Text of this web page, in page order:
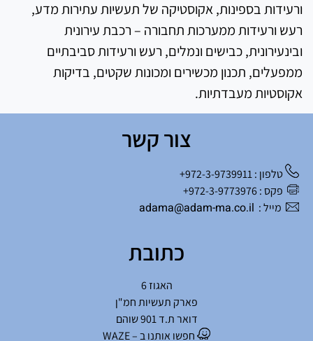
ורעידות בספינות, אקוסטיקה של תעשיות עתירות מדע,
רעש ורעידות ממערכות תחבורה – רכבת עירונית
ובינעירונית, כבישים ונמלים, רעש ורעידות סביבתיים
ממפעלים, תכנון מכשירים ומכונות שקטים, בדיקות
אקוסטיות מעבדתיות.
צור קשר
טלפון : 972-3-9739911+
פקס : 972-3-9773976+
מייל : adama@adam-ma.co.il
כתובת
האגוז 6
פארק תעשיות חמ"ן
דואר ת.ד 901 שוהם
חפשו אותנו ב – WAZE